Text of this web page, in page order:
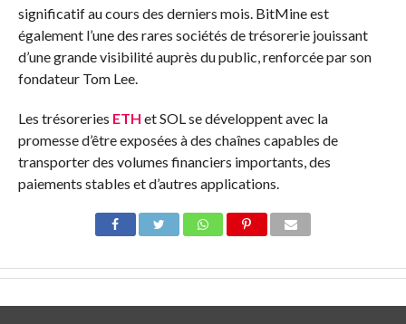
significatif au cours des derniers mois. BitMine est
également l’une des rares sociétés de trésorerie jouissant
d’une grande visibilité auprès du public, renforcée par son
fondateur Tom Lee.
Les trésoreries ETH et SOL se développent avec la
promesse d’être exposées à des chaînes capables de
transporter des volumes financiers importants, des
paiements stables et d’autres applications.